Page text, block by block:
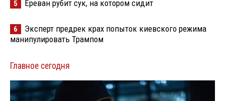
5 Ереван рубит сук, на котором сидит
6
Эксперт предрек крах попыток киевского режима
манипулировать Трампом
Главное сегодня